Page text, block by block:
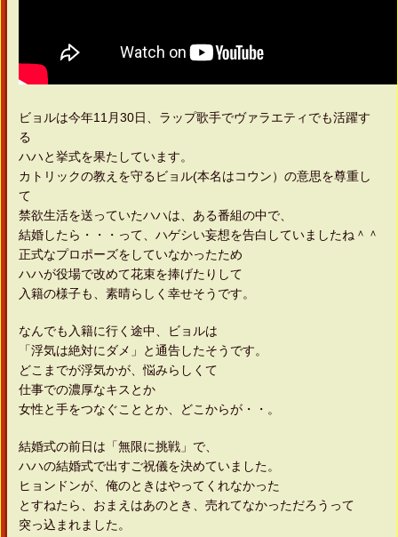
ビョルは今年11月30日、ラップ歌手でヴァラエティでも活躍す
る
ハハと挙式を果たしています。
カトリックの教えを守るビョル(本名はコウン）の意思を尊重し
て
禁欲生活を送っていたハハは、ある番組の中で、
結婚したら・・・って、ハゲシい妄想を告白していましたね＾＾
正式なプロポーズをしていなかったため
ハハが役場で改めて花束を捧げたりして
入籍の様子も、素晴らしく幸せそうです。
なんでも入籍に行く途中、ビョルは
「浮気は絶対にダメ」と通告したそうです。
どこまでが浮気かが、悩みらしくて
仕事での濃厚なキスとか
女性と手をつなぐこととか、どこからが・・。
結婚式の前日は「無限に挑戦」で、
ハハの結婚式で出すご祝儀を決めていました。
ヒョンドンが、俺のときはやってくれなかった
とすねたら、おまえはあのとき、売れてなかっただろうって
突っ込まれました。